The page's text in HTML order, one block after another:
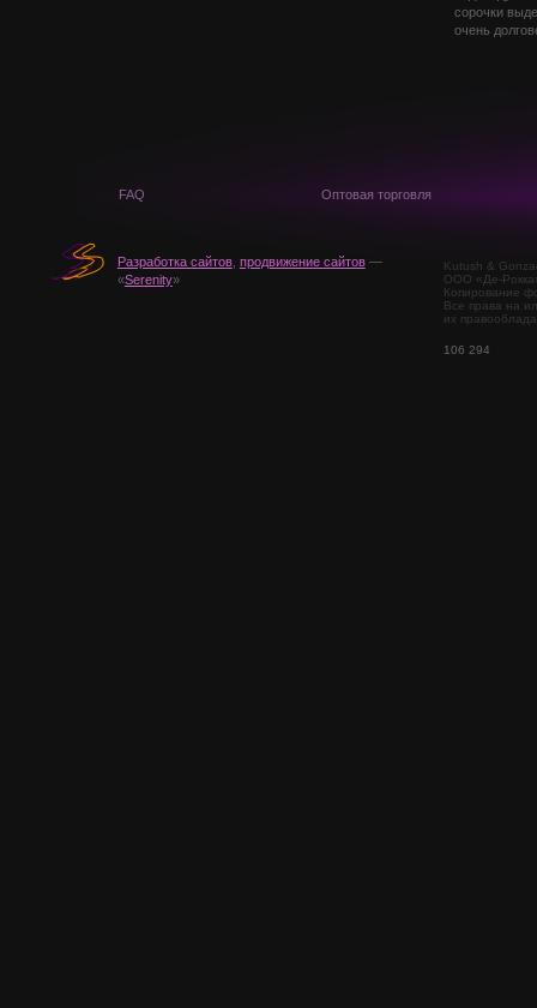
сорочки
очень
FAQ Оптовая торговля
Разработка сайтов, продвижение сайтов—
«Serenity»
Kutush &
ООО «Де-
Копирование
Все права на
их
106 294